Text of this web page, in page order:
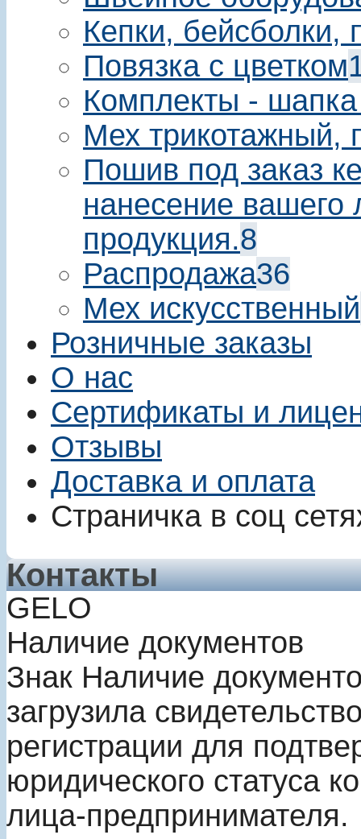
Кепки,
Повязка с цветком
Комплекты -
Мех трикотажный,
Пошив под заказ
нанесение вашего
продукция.8
Распродажа36
Мех искусственный
Розничные заказы
О нас
Сертификаты и
Отзывы
Доставка и оплата
Страничка в соц
Контакты
GELO
Наличие документов
Знак Наличие
загрузила
регистрации для
юридического статуса
лица-предпринимателя.